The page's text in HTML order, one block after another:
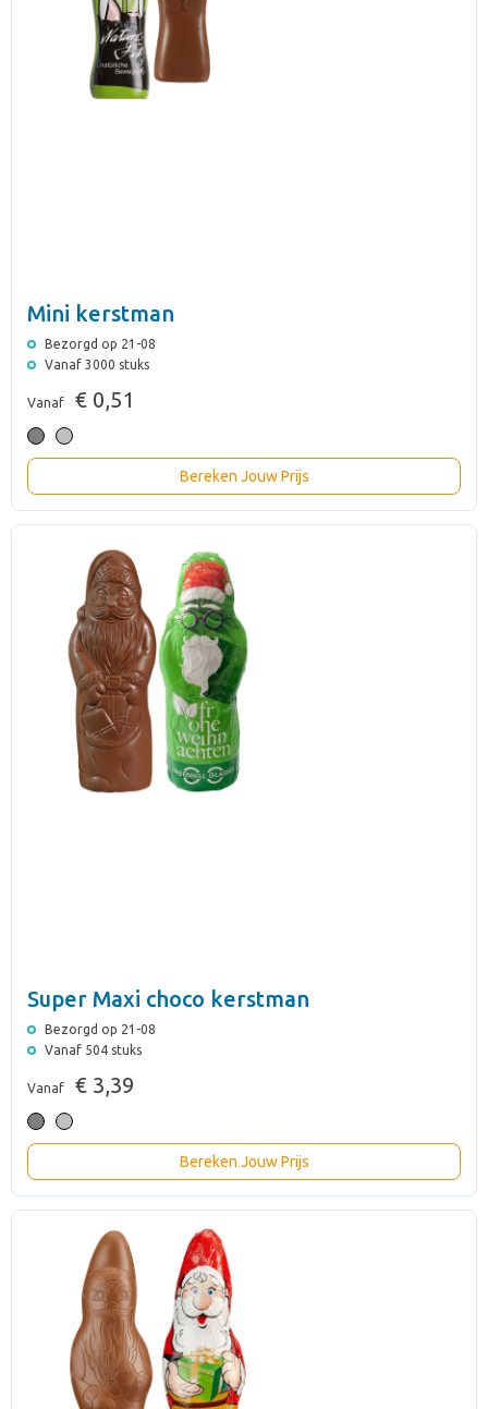
Mini kerstman
Bezorgd op 21-08
Vanaf 3000 stuks
Vanaf € 0,51
Bereken Jouw Prijs
Super Maxi choco kerstman
Bezorgd op 21-08
Vanaf 504 stuks
Vanaf € 3,39
Bereken Jouw Prijs